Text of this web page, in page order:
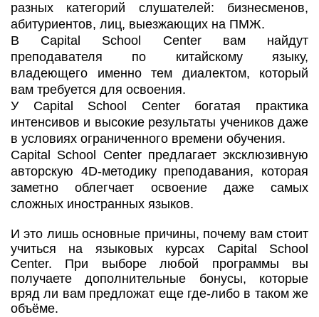
разных категорий слушателей: бизнесменов,
абитуриентов, лиц, выезжающих на ПМЖ.
В Capital School Center вам найдут
преподавателя по китайскому языку,
владеющего именно тем диалектом, который
вам требуется для освоения.
У Capital School Center богатая практика
интенсивов и высокие результаты учеников даже
в условиях ограниченного времени обучения.
Capital School Center предлагает эксклюзивную
авторскую 4D-методику преподавания, которая
заметно облегчает освоение даже самых
сложных иностранных языков.
И это лишь основные причины, почему вам стоит
учиться на языковых курсах Capital School
Center. При выборе любой программы вы
получаете дополнительные бонусы, которые
вряд ли вам предложат еще где-либо в таком же
объёме.